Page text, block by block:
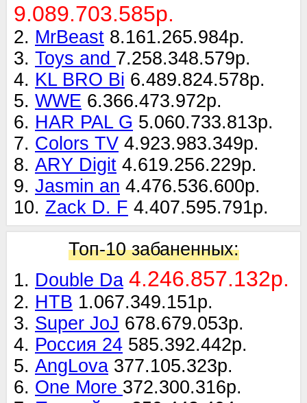
9.089.703.585р.
2. MrBeast 8.161.265.984р.
3. Toys and 7.258.348.579р.
4. KL BRO Bi 6.489.824.578р.
5. WWE 6.366.473.972р.
6. HAR PAL G 5.060.733.813р.
7. Colors TV 4.923.983.349р.
8. ARY Digit 4.619.256.229р.
9. Jasmin an 4.476.536.600р.
10. Zack D. F 4.407.595.791р.
Топ-10 забаненных:
1. Double Da 4.246.857.132р.
2. НТВ 1.067.349.151р.
3. Super JoJ 678.679.053р.
4. Россия 24 585.392.442р.
5. AngLova 377.105.323р.
6. One More 372.300.316р.